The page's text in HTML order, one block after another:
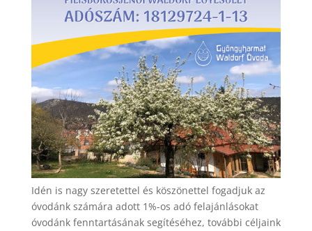
Idén is nagy szeretettel és köszönettel fogadjuk az
óvodánk számára adott 1%-os adó felajánlásokat
óvodánk fenntartásának segítéséhez, további céljaink